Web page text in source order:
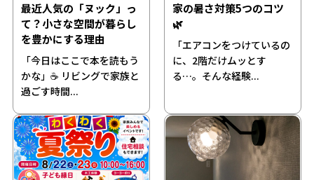
最近人気の「ヌック」っ
て？小さな空間が暮らし
を豊かにする理由
「今日はここで本を読もう
かな」☕ リビングで家族と
過ごす時間...
家の暑さ対策5つのコツ
🌿
「エアコンをつけているの
に、2階だけムッとす
る…。そんな経験...